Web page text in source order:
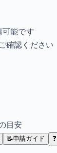
能です
確認ください
目安
📝申請ガイド ❓